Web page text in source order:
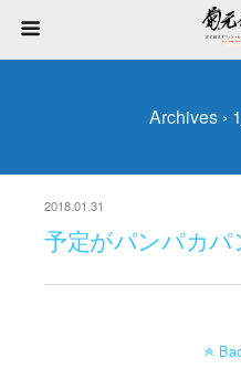
Archives ›
2018.01.31
予定がパンパカパ